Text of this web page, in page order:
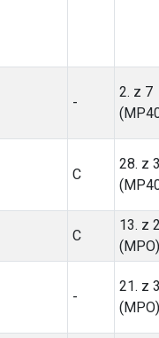
-
2. z 7
C
28. z
C
13. z
(MPO)
-
21. z
(MPO)